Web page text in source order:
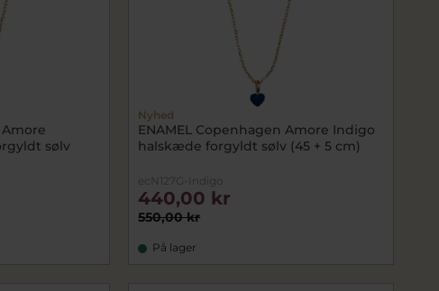
sølv
Nyhed
ENAMEL Copenhagen Amore Indigo
halskæde forgyldt sølv (45 + 5 cm)
ecN127G-Indigo
550,00 kr
440,00 kr
På lager